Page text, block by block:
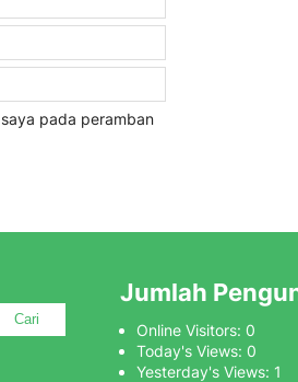
pada peramban
Cari
Jumlah
Online Visitors: 0
Today's Views: 0
Yesterday's Views: 1